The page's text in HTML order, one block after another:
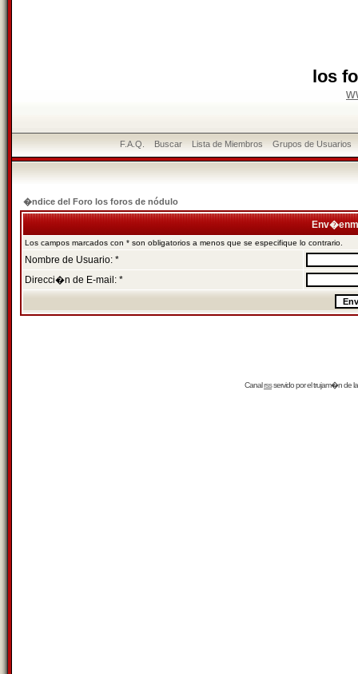
los
F.A.Q. Buscar Lista de Miembros Grupos de Usuarios
�ndice del Foro los foros de nódulo
Los campos marcados con * son obligatorios a menos que se especifique lo contrario.
Nombre de Usuario: *
Direcci�n de E-mail: *
Canalrssservido por eltrujam�nde